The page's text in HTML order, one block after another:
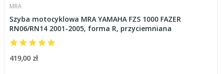
MRA
Szyba motocyklowa MRA YAMAHA FZS 1000 FAZER
RN06/RN14 2001-2005, forma R, przyciemniana
419,00 zł